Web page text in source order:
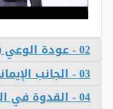
02 - عودة الوعي (مراجعات شجاعة)
03 - الجانب الإيماني في شخصية القدوة
04 - القدوة في القرآن الكريم